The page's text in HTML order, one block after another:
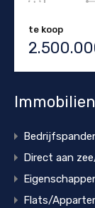
te koop
Direct aan
Flats/